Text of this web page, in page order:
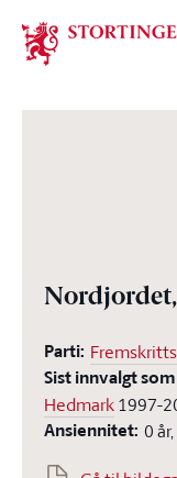
Stortinget.no
Parti:
Sist innvalgt
Hedmark1997-
Ansiennitet: 0